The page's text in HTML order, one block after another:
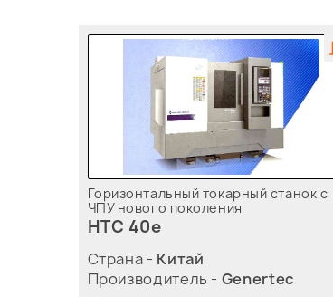
Горизонтальный токарный станок с
ЧПУ нового поколения
HTC 40e
Страна - Китай
Производитель - Genertec